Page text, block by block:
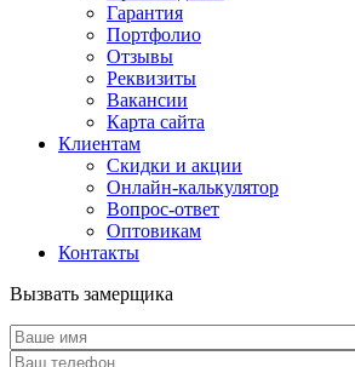
Гарантия
Портфолио
Отзывы
Реквизиты
Вакансии
Карта сайта
Клиентам
Скидки и акции
Онлайн-калькулятор
Вопрос-ответ
Оптовикам
Контакты
Вызвать замерщика